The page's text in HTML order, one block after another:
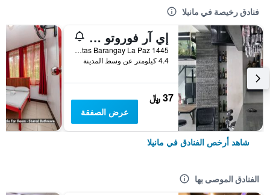
فنادق رخيصة في مانيلا
إي آر فوروتو هوستل ماكاتي
1445 Balagtas Barangay La Paz, مانيلا, الفلبين
4.4 كيلومتر عن وسط المدينة
37 ﷼
عرض الصفقة
شاهد أرخص الفنادق في مانيلا
الفنادق الموصى بها